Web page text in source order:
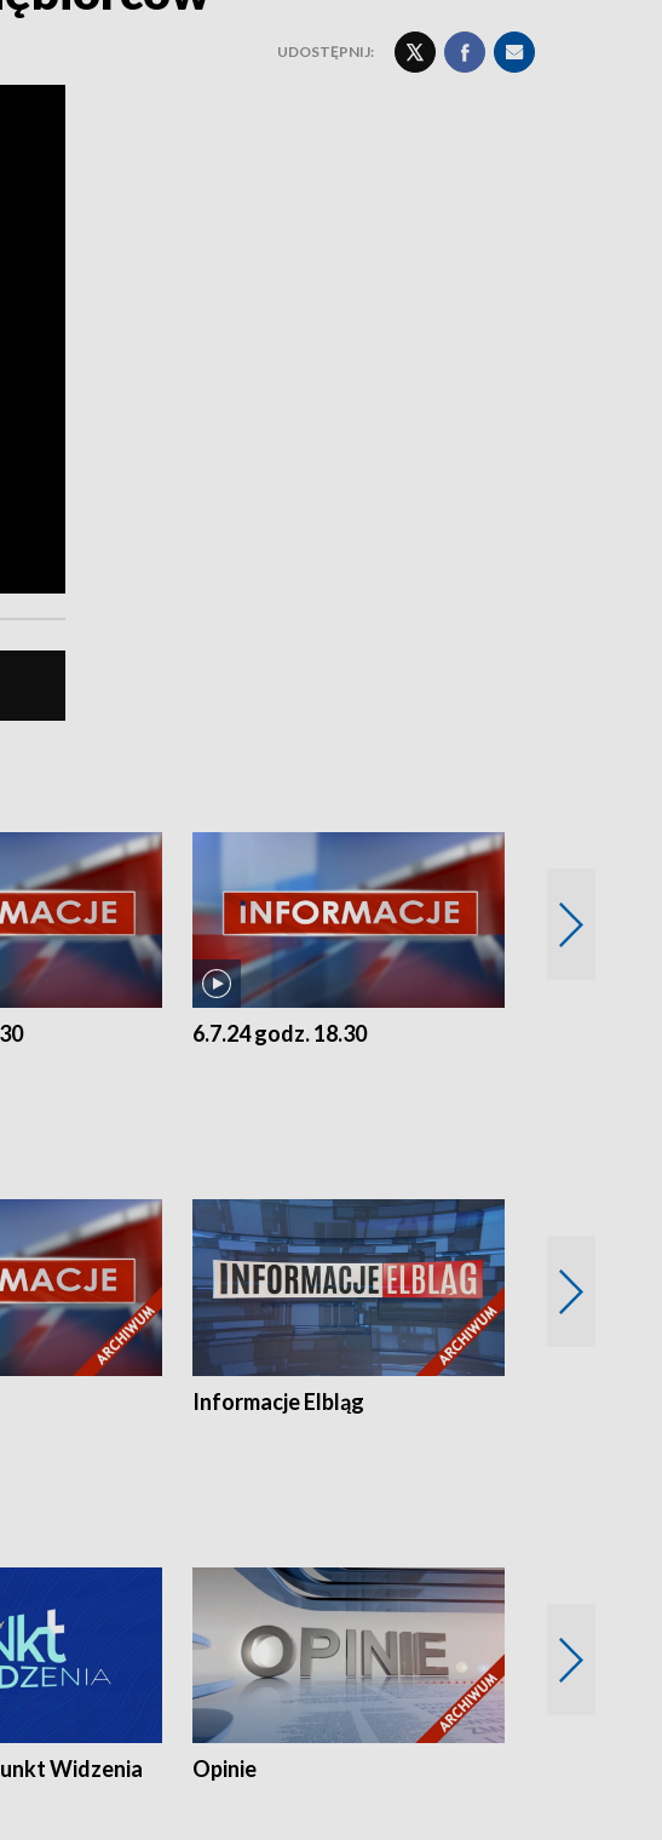
UDOSTĘPNIJ:
6.7.24 godz. 18.30
Informacje Elbląg
Widzenia Opinie